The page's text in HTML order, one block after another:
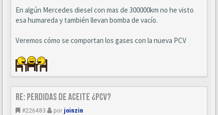
En algún Mercedes diesel con mas de 300000km no he visto
esa humareda y también llevan bomba de vacío.
Veremos cómo se comportan los gases con la nueva PCV
Re: perdidas de aceite ¿pcv?
#226483 por joinzin